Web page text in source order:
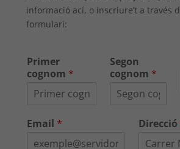
informació ací, o inscriure’t a través
formulari:
Primer
cognom *
Segon
cognom *
Email * Direcció